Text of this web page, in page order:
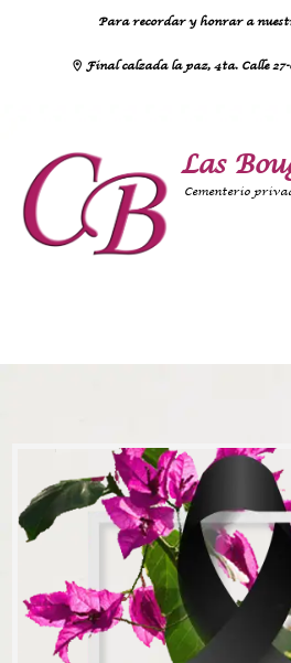
Para recordar y honrar a
Final calzada la paz, 4ta. Calle
Las
Cementerio